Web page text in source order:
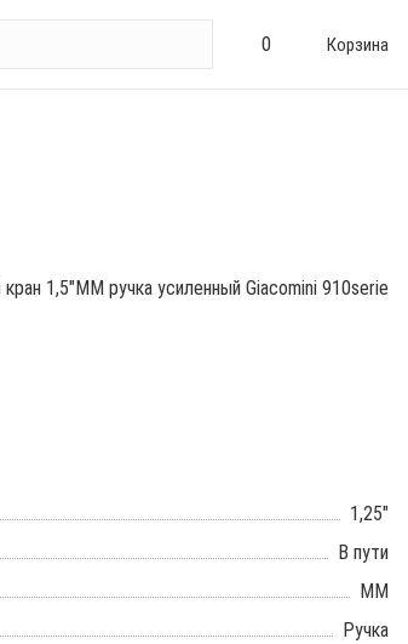
0 Корзина
1,5"ММ ручка усиленный Giacomini 910serie
1,25"
В пути
ММ
Ручка